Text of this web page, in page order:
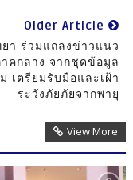
Older Article
า ร่วมแถลงข่าวแนว
คกลาง จากชุดข้อมูล
เตรียมรับมือและเฝ้า
ระวังภัยภัยจากพายุ
View More